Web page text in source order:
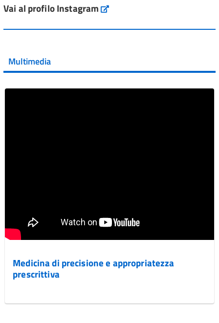
Vai al post →
Vai al post →
Vai al profilo Instagram Instagram
Multimedia
Medicina di precisione e appropriatezza
prescrittiva